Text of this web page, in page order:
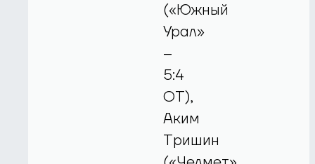
(«Южный
Урал»
–
5:4
ОТ),
Аким
Тришин